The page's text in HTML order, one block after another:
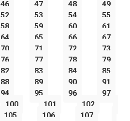
46 47 48
49
52 53 54
55
58 59 60
61
64 65 66
67
70 71 72
73
76 77 78
79
82 83 84
85
88 89 90
91
94 95 96
97
100 101
102
105 106
107